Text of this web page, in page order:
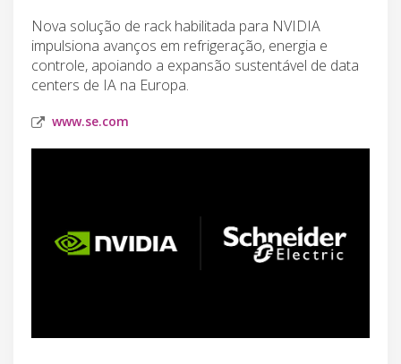
Nova solução de rack habilitada para NVIDIA
impulsiona avanços em refrigeração, energia e
controle, apoiando a expansão sustentável de data
centers de IA na Europa.
www.se.com